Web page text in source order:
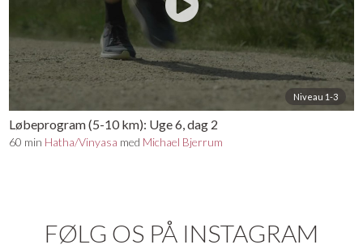
Niveau 1-3
Løbeprogram (5-10 km): Uge 6, dag 2
60 min Hatha/Vinyasa med Michael Bjerrum
FØLG OS PÅ INSTAGRAM